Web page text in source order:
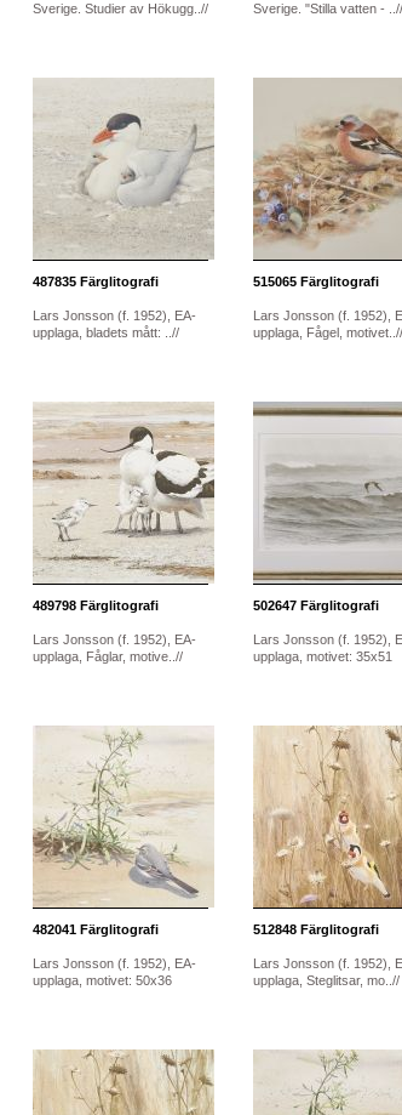
Sverige. Studier av Hökugg..//
Sverige. "Stilla vatten - ..//
487835Färglitografi
Lars Jonsson (f. 1952), EA-
upplaga, bladets mått: ..//
515065Färglitografi
Lars Jonsson (f. 1952),
upplaga, Fågel, motivet..//
489798Färglitografi
Lars Jonsson (f. 1952), EA-
upplaga, Fåglar, motive..//
502647Färglitografi
Lars Jonsson (f. 1952),
upplaga, motivet: 35x51
482041Färglitografi
Lars Jonsson (f. 1952), EA-
upplaga, motivet: 50x36
512848Färglitografi
Lars Jonsson (f. 1952),
upplaga, Steglitsar, mo..//